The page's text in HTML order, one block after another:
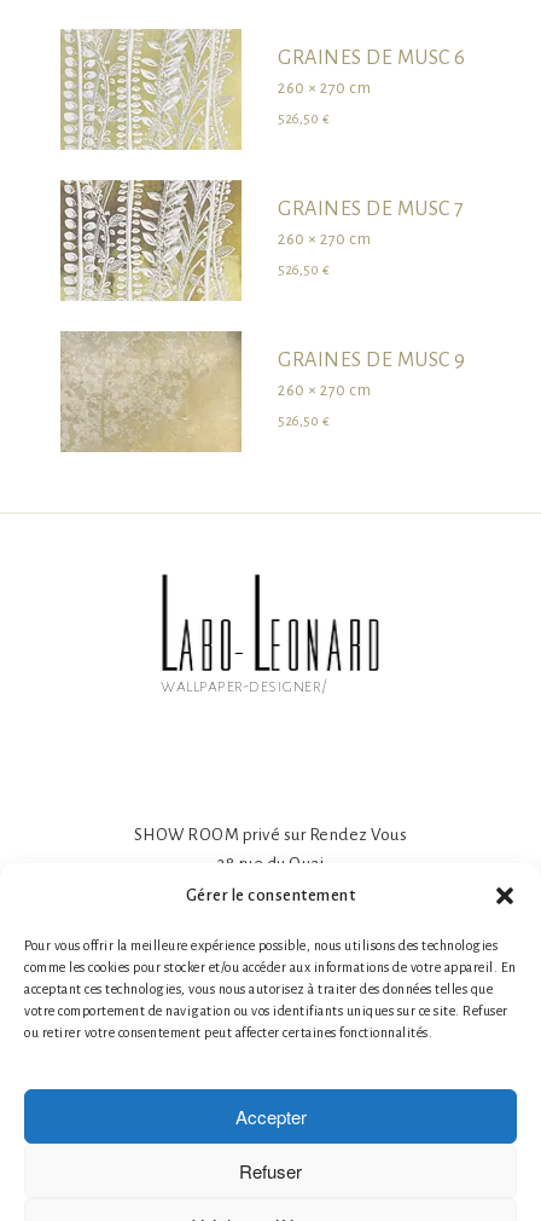
Gérer le consentement
Pour vous offrir la meilleure expérience possible, nous utilisons des technologies
comme les cookies pour stocker et/ou accéder aux informations de votre appareil. En
acceptant ces technologies, vous nous autorisez à traiter des données telles que
votre comportement de navigation ou vos identifiants uniques sur ce site. Refuser
ou retirer votre consentement peut affecter certaines fonctionnalités.
Accepter
Refuser
GRAINES DE MUSC 6
260 × 270 cm
526,50 €
GRAINES DE MUSC 7
260 × 270 cm
526,50 €
GRAINES DE MUSC 9
260 × 270 cm
526,50 €
wallpaper-designer/
SHOW ROOM privé sur Rendez Vous
38 rue du Quai
81600 GAILLAC
Impression sur-mesure
Made in France- Made in Tarn
Tél. 1 : +33 (0)6 78 66 87 25 Nathalie Guillot
Tél. 2 : +33 (0)6 87 49 60 20 Bruno Defontaine
Mentions légales|© 2026 LABO-LEONARD
Créateur de papier peint
Création de Fresques Murales Artistiques
Décor Mural Artistique